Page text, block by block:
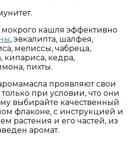
мокрого кашля эффективно
, эвкалипта, шалфея,
мелиссы, чабреца,
кипариса, кедра,
пихты.
проявляют свои
при условии, что они
выбирайте качественный
флаконе, с инструкцией и
растения и его частей, из
аромат.